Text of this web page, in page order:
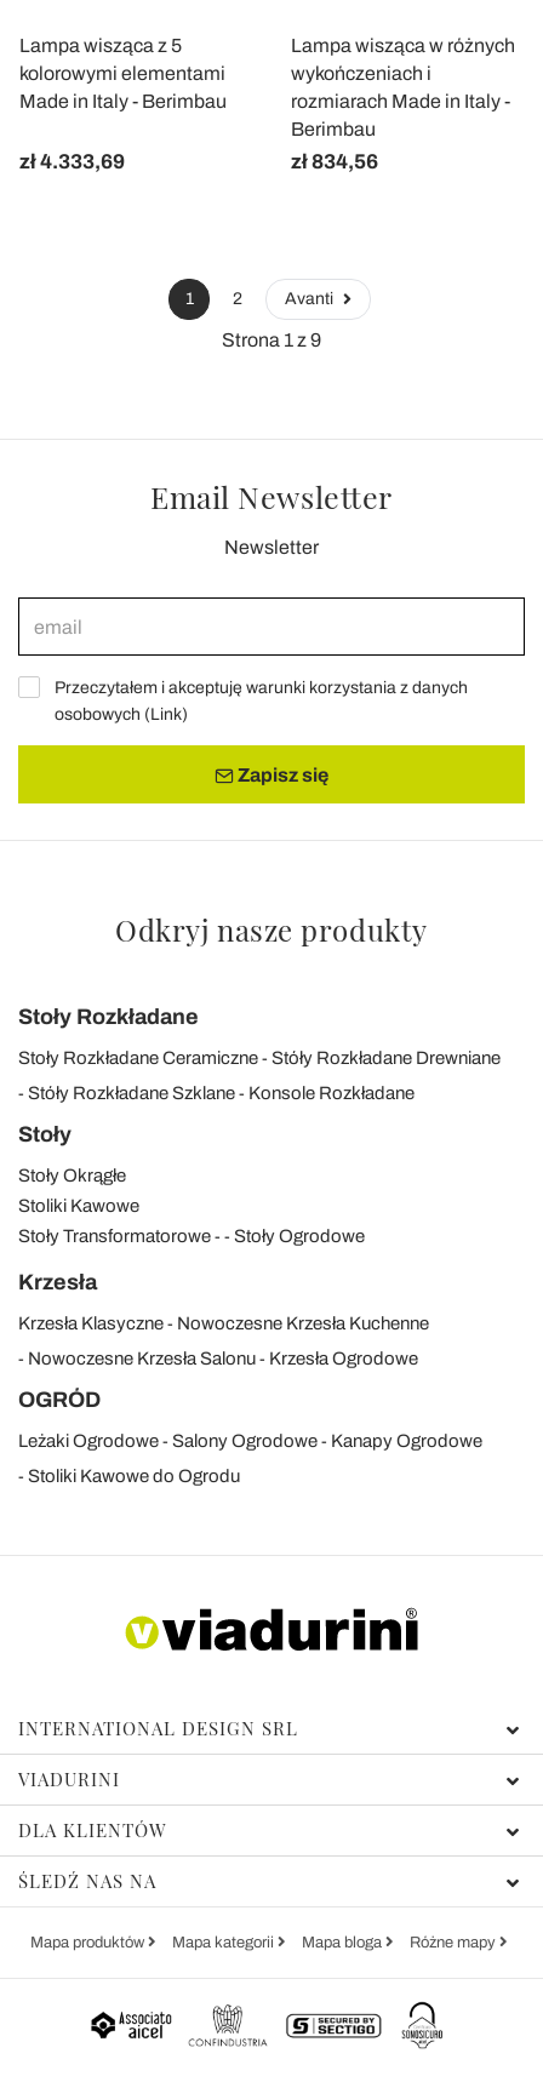
Lampa wisząca z 5
kolorowymi elementami
Made in Italy - Berimbau
zł 4.333,69
Lampa wisząca w różnych
wykończeniach i
rozmiarach Made in Italy -
Berimbau
zł 834,56
1 2 Avanti
Strona 1 z 9
Email Newsletter
Newsletter
Przeczytałem i akceptuję warunki korzystania z danych
osobowych (Link)
Zapisz się
Odkryj nasze produkty
Stoły Rozkładane
Stoły Rozkładane Ceramiczne
Stóły Rozkładane Drewniane
Stóły Rozkładane Szklane
Konsole Rozkładane
Stoły
Stoły Okrągłe
Stoliki Kawowe
Stoły Transformatorowe
Stoły Ogrodowe
Krzesła
Krzesła Klasyczne
Nowoczesne Krzesła Kuchenne
Nowoczesne Krzesła Salonu
Krzesła Ogrodowe
OGRÓD
Leżaki Ogrodowe Salony Ogrodowe
Kanapy Ogrodowe
Stoliki Kawowe do Ogrodu
INTERNATIONAL DESIGN SRL
VIADURINI
DLA KLIENTÓW
ŚLEDŹ NAS NA
Mapa produktów Mapa kategorii Mapa bloga Różne mapy